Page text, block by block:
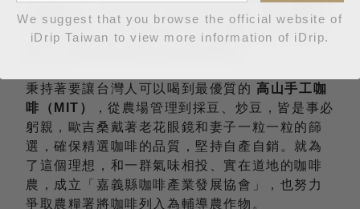
的咖啡樹，只為了這一串串的紅寶石，歐吉桑奮
力投入研究，努力鑽研要怎樣才能種出最好的咖
秉持著要讓台灣人可以喝到最優質的高山手工咖
啡（MIT）
，從農場管理到採豆、炒豆，皆是事必
躬親，歐吉桑戴著老花眼鏡和妻子一粒一粒的篩
選，確保精選咖啡的品質，堅持自產自銷。就為
了這個理想，和一群氣味相投、實在道地的咖啡
農，成立「嘉義縣咖啡產業發展協會」，也努力
爭取農糧署將咖啡列入為輔導農作物。
We suggest that you browse the official website of
iDrip Taiwan to view more information of iDrip.